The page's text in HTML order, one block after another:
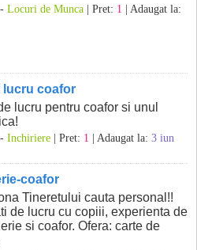
- Locuri de Munca | Pret: 1 | Adaugat la:
lucru coafor
lucru pentru coafor si unul
- Inchiriere | Pret: 1 | Adaugat la: 3 iun
coafor
Tineretului cauta personal!!
de lucru cu copiii, experienta de
si coafor. Ofera: carte de